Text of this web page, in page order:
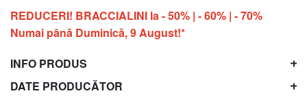
REDUCERI! BRACCIALINI la - 50% | - 60% | - 70%
Numai până Duminică, 9 August!*
INFO PRODUS
DATE PRODUCĂTOR